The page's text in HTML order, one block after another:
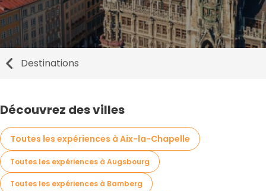
Destinations
Découvrez des villes
Toutes les expériences à Aix-la-Chapelle
Toutes les expériences à Augsbourg
Toutes les expériences à Bamberg